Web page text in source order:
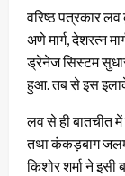
वरिष्ठ पत्रकार
अणे मार्ग, देशरत्न
ड्रेनेज सिस्टम
हुआ. तब से इस
लव से ही बातचीत
तथा कंकड़बाग
किशोर शर्मा ने